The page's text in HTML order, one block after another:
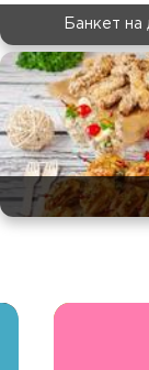
Банкет на